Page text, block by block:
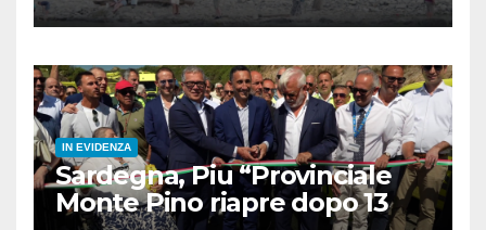
IN EVIDENZA
Sardegna, Piu “Provinciale
Monte Pino riapre dopo 13